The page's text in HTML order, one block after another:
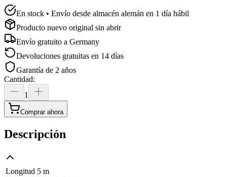
En stock • Envío desde almacén alemán en 1 día hábil
Producto nuevo original sin abrir
Envío gratuito a Germany
Devoluciones gratuitas en 14 días
Garantía de 2 años
Cantidad:
1
Comprar ahora
Descripción
Longitud 5 m